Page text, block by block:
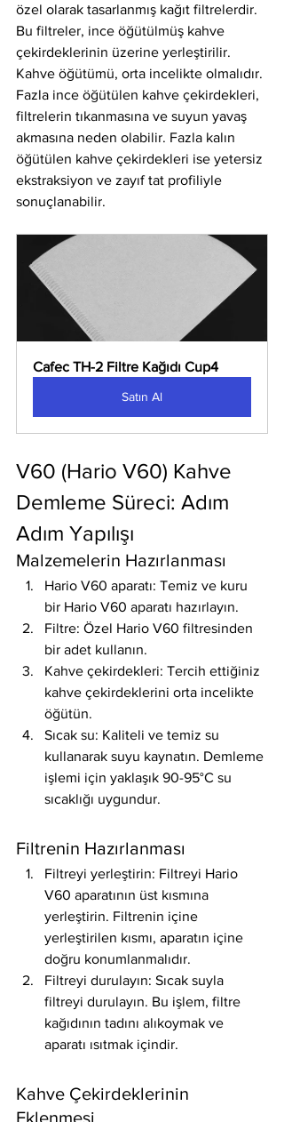
özel olarak tasarlanmış kağıt filtrelerdir.
Bu filtreler, ince öğütülmüş kahve
çekirdeklerinin üzerine yerleştirilir.
Kahve öğütümü, orta incelikte olmalıdır.
Fazla ince öğütülen kahve çekirdekleri,
filtrelerin tıkanmasına ve suyun yavaş
akmasına neden olabilir. Fazla kalın
öğütülen kahve çekirdekleri ise yetersiz
ekstraksiyon ve zayıf tat profiliyle
sonuçlanabilir.
Cafec TH-2 Filtre Kağıdı Cup4
Satın Al
V60 (Hario V60) Kahve
Demleme Süreci: Adım
Adım Yapılışı
Malzemelerin Hazırlanması
Hario V60 aparatı: Temiz ve kuru
bir Hario V60 aparatı hazırlayın.
Filtre: Özel Hario V60 filtresinden
bir adet kullanın.
Kahve çekirdekleri: Tercih ettiğiniz
kahve çekirdeklerini orta incelikte
öğütün.
Sıcak su: Kaliteli ve temiz su
kullanarak suyu kaynatın. Demleme
işlemi için yaklaşık 90-95°C su
sıcaklığı uygundur.
Filtrenin Hazırlanması
Filtreyi yerleştirin: Filtreyi Hario
V60 aparatının üst kısmına
yerleştirin. Filtrenin içine
yerleştirilen kısmı, aparatın içine
doğru konumlanmalıdır.
Filtreyi durulayın: Sıcak suyla
filtreyi durulayın. Bu işlem, filtre
kağıdının tadını alıkoymak ve
aparatı ısıtmak içindir.
Kahve Çekirdeklerinin
Eklenmesi